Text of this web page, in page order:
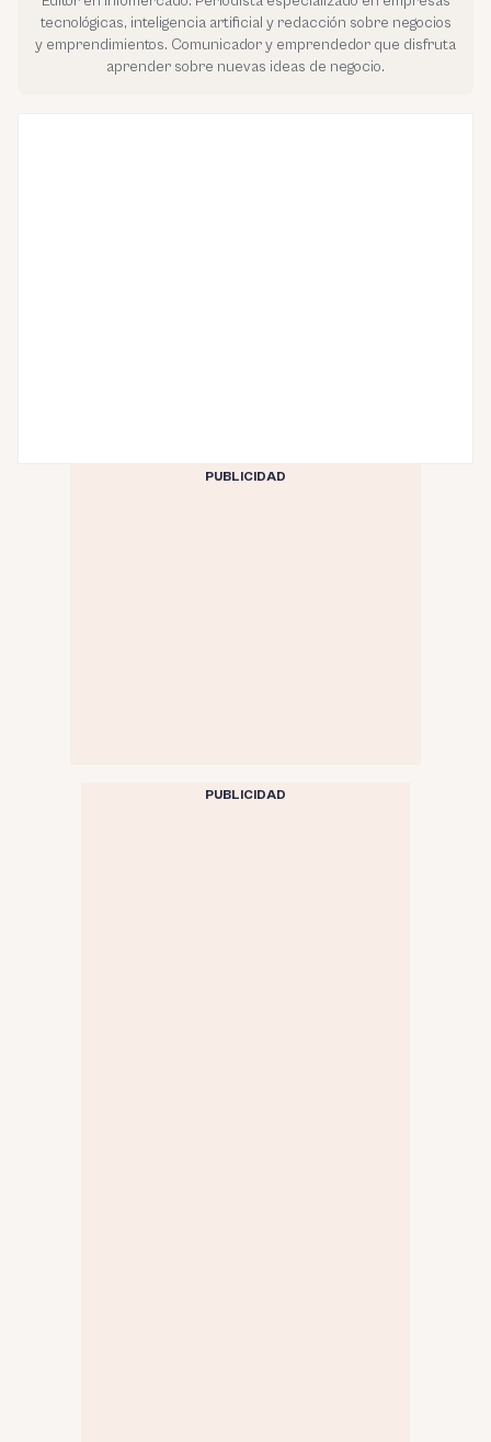
tecnológicas, inteligencia artificial y redacción sobre negocios
y emprendimientos. Comunicador y emprendedor que disfruta
aprender sobre nuevas ideas de negocio.
PUBLICIDAD
PUBLICIDAD